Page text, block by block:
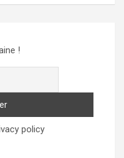
!
policy